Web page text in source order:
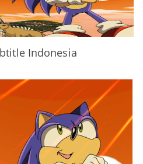
Indonesia